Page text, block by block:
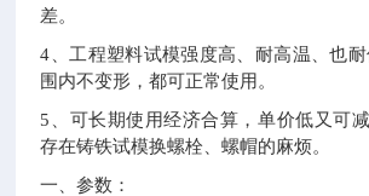
差。
4 、工程塑料试模强度高、耐高温、也
围内不变形，都可正常使用。
5、可长期使用经济合算，单价低又可
存在铸铁试模换螺栓、螺帽的麻烦。
一、参数：